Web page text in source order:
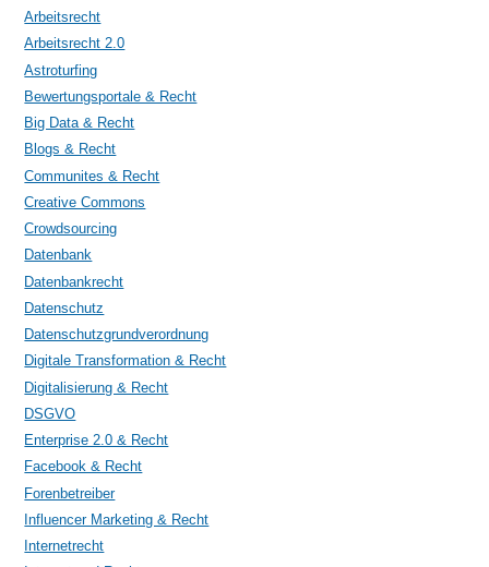
Arbeitsrecht
Arbeitsrecht 2.0
Astroturfing
Bewertungsportale & Recht
Big Data & Recht
Blogs & Recht
Communites & Recht
Creative Commons
Crowdsourcing
Datenbank
Datenbankrecht
Datenschutz
Datenschutzgrundverordnung
Digitale Transformation & Recht
Digitalisierung & Recht
DSGVO
Enterprise 2.0 & Recht
Facebook & Recht
Forenbetreiber
Influencer Marketing & Recht
Internetrecht